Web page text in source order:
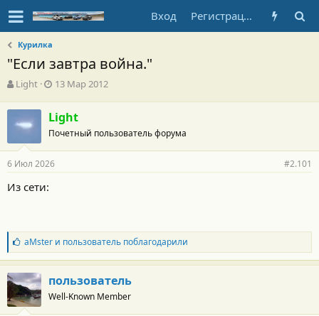
Вход Регистрация
Курилка
"Если завтра война."
А
т
о
т
е
м
ы
Light
Д
а
н
ч
а
13 Мар 2012
Light
Почетный пользователь форума
6 Июл 2026 #2.101
Из сети:
Б
л
а
г
о
д
а
aMsterи пользовательпоблагодарили
пользователь
Well-Known Member